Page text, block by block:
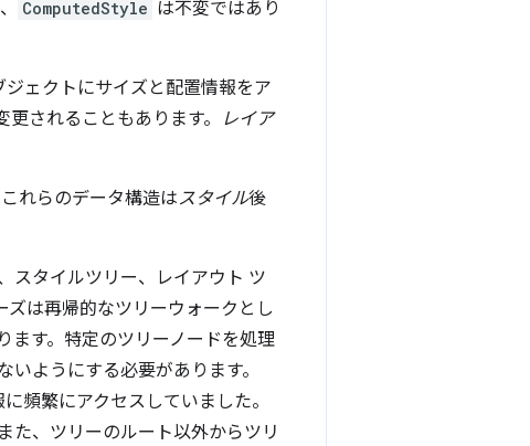
ComputedStyle は不変ではあり
ジェクトにサイズと配置情報をア
されることもあります。
レイア
れらのデータ構造はスタイル後
スタイルツリー、レイアウト ツ
は再帰的なツリーウォークとし
ます。特定のツリーノードを処理
ようにする必要があります。
頻繁にアクセスしていました。
た、ツリーのルート以外からツリ